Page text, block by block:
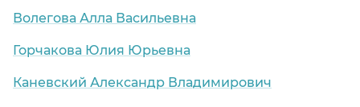
Волегова Алла Васильевна
Горчакова Юлия Юрьевна
Каневский Александр Владимирович